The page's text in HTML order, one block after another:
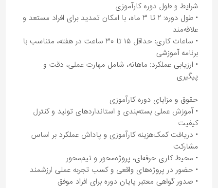
شرایط و طول دوره کارآموزی
• طول دوره: ۲ تا ۳ ماه، با امکان تمدید برای افراد مستعد و
علاقه‌مند
• ساعات کاری: حداقل ۱۵ تا ۳۰ ساعت در هفته، متناسب با
برنامه آموزشی
• ارزیابی عملکرد: ماهانه، شامل مهارت عملی، دقت و
پیگیری
حقوق و مزایای دوره کارآموزی
• آموزش عملی بسته‌بندی و استانداردهای تولید و کنترل
کیفیت
• دریافت کمک‌هزینه کارآموزی و پاداش عملکرد بر اساس
مشارکت
• محیط کاری حرفه‌ای، پروژه‌محور و تیم‌محور
• حضور در پروژه‌های واقعی و کسب تجربه عملی ارزشمند
• صدور گواهی معتبر پایان دوره برای افراد موفق